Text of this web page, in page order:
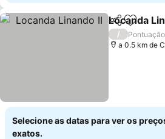
Partilhar
Locanda
/
a 0.5 km de
Selecione as datas para ver os
exatos.